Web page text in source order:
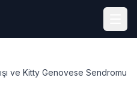
ve Kitty Genovese Sendromu